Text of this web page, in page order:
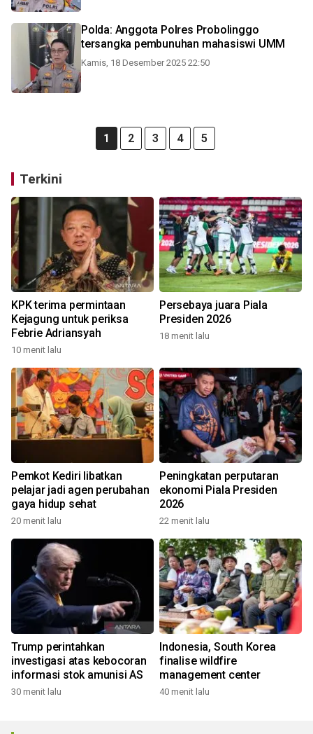
Polda: Anggota Polres Probolinggo
tersangka pembunuhan mahasiswi UMM
Kamis, 18 Desember 2025 22:50
1 2 3 4 5
Terkini
KPK terima permintaan
Kejagung untuk periksa
Febrie Adriansyah
10 menit lalu
Persebaya juara Piala
Presiden 2026
18 menit lalu
Pemkot Kediri libatkan
pelajar jadi agen perubahan
gaya hidup sehat
20 menit lalu
Peningkatan perputaran
ekonomi Piala Presiden
2026
22 menit lalu
Trump perintahkan
investigasi atas kebocoran
informasi stok amunisi AS
30 menit lalu
Indonesia, South Korea
finalise wildfire
management center
40 menit lalu